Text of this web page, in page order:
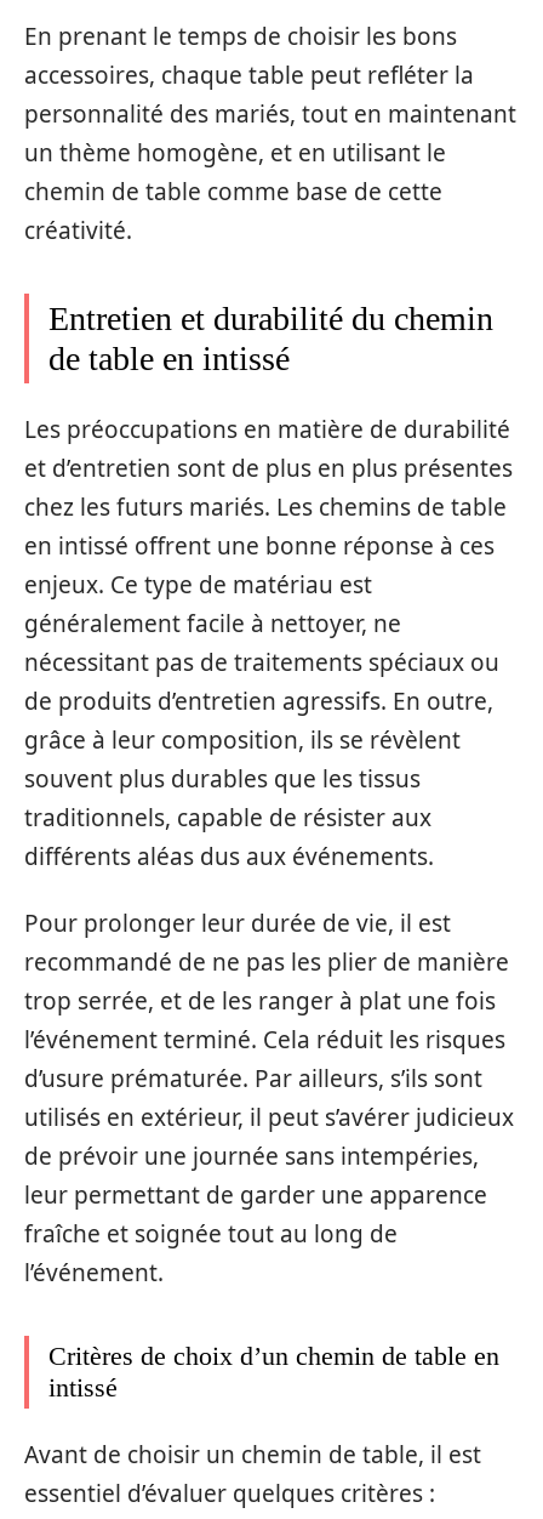
En prenant le temps de choisir les bons
accessoires, chaque table peut refléter la
personnalité des mariés, tout en maintenant
un thème homogène, et en utilisant le
chemin de table comme base de cette
créativité.
Entretien et durabilité du chemin
de table en intissé
Les préoccupations en matière de durabilité
et d’entretien sont de plus en plus présentes
chez les futurs mariés. Les chemins de table
en intissé offrent une bonne réponse à ces
enjeux. Ce type de matériau est
généralement facile à nettoyer, ne
nécessitant pas de traitements spéciaux ou
de produits d’entretien agressifs. En outre,
grâce à leur composition, ils se révèlent
souvent plus durables que les tissus
traditionnels, capable de résister aux
différents aléas dus aux événements.
Pour prolonger leur durée de vie, il est
recommandé de ne pas les plier de manière
trop serrée, et de les ranger à plat une fois
l’événement terminé. Cela réduit les risques
d’usure prématurée. Par ailleurs, s’ils sont
utilisés en extérieur, il peut s’avérer judicieux
de prévoir une journée sans intempéries,
leur permettant de garder une apparence
fraîche et soignée tout au long de
l’événement.
Critères de choix d’un chemin de table en
intissé
Avant de choisir un chemin de table, il est
essentiel d’évaluer quelques critères :